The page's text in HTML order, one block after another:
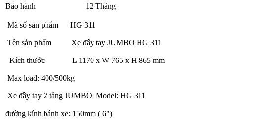
Bảo hành
12 Tháng
Mã số sản phẩm HG 311
Tên sản phẩm Xe đẩy tay JUMBO HG 311
Kích thước L 1170 x W 765 x H 865 mm
Max load: 400/500kg
Xe đầy tay 2 tầng JUMBO. Model: HG 311
đường kính bánh xe: 150mm ( 6")